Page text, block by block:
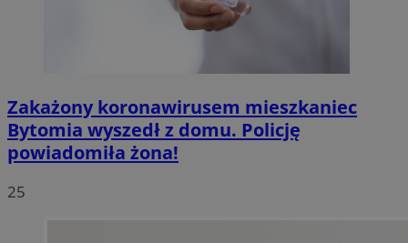
Zakażony koronawirusem mieszkaniec
Bytomia wyszedł z domu. Policję
powiadomiła żona!
25